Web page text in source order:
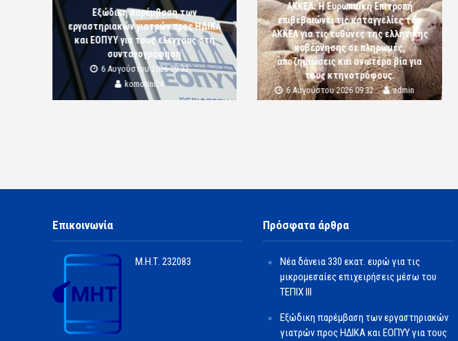
Εξώδικη παρέμβαση των
εργαστηριακών γιατρών προς ΗΔΙΚΑ
και ΕΟΠΥΥ για τους ελέγχους στη
συνταγογράφηση
6 Αυγούστου 2026 09:32
komotini24
ΑΚΚΕΛ: Η Ευρωπαϊκή Επιτροπή
επιβεβαιώνει τις καταγγελίες του
ΑΚΚΕΛ για τις ευθύνες της ελληνικής
κυβέρνησης σε πληρωμές,
αποζημιώσεις και ανωτέρα βία για
τους κτηνοτρόφους.
6 Αυγούστου 2026 09:32 admin
Επικοινωνία
Μ.Η.Τ. 232083
Πρόσφατα άρθρα
Νέα δάνεια 330 εκατ. ευρώ για τις
μικρομεσαίες επιχειρήσεις μέσω του
ΤΕΠΙΧ ΙΙΙ
Εξώδικη παρέμβαση των εργαστηριακών
γιατρών προς ΗΔΙΚΑ και ΕΟΠΥΥ για τους